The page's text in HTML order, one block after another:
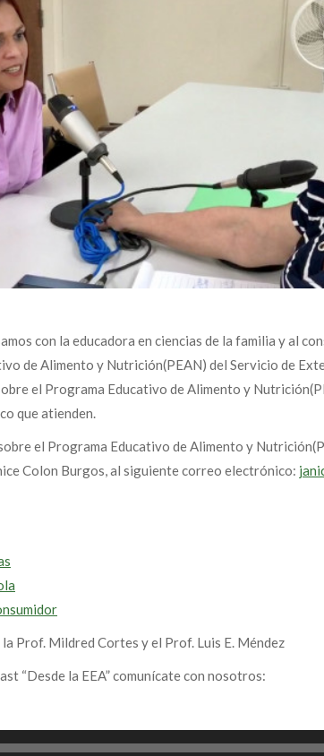
con la educadora en ciencias de la familia y al
de Alimento y Nutrición(PEAN) del Servicio de
el Programa Educativo de Alimento y
que atienden.
el Programa Educativo de Alimento y
Colon Burgos, al siguiente correo electrónico:
Prof. Mildred Cortes y el Prof. Luis E. Méndez
“Desde la EEA” comunícate con nosotros: